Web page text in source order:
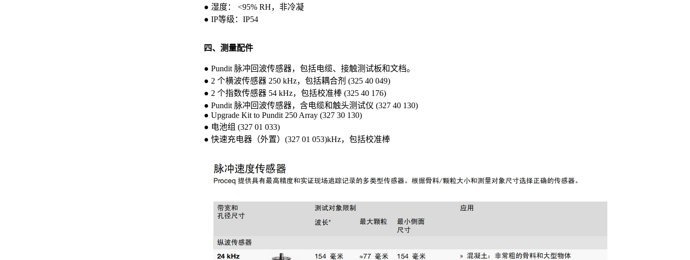
● 湿度： <95% RH，非冷凝
● IP等级：IP54
四、测量配件
● Pundit 脉冲回波传感器，包括电缆、接触测试板和文档。
● 2 个横波传感器 250 kHz，包括耦合剂 (325 40 049)
● 2 个指数传感器 54 kHz，包括校准棒 (325 40 176)
● Pundit 脉冲回波传感器，含电缆和触头测试仪 (327 40 130)
● Upgrade Kit to Pundit 250 Array (327 30 130)
● 电池组 (327 01 033)
● 快速充电器（外置）(327 01 053)kHz，包括校准棒